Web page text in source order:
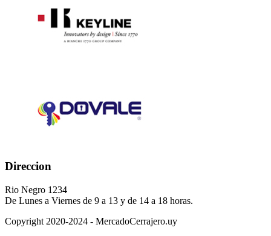
Direccion
Rio Negro 1234
De Lunes a Viernes de 9 a 13 y de 14 a 18 horas.
Copyright 2020-2024 - MercadoCerrajero.uy